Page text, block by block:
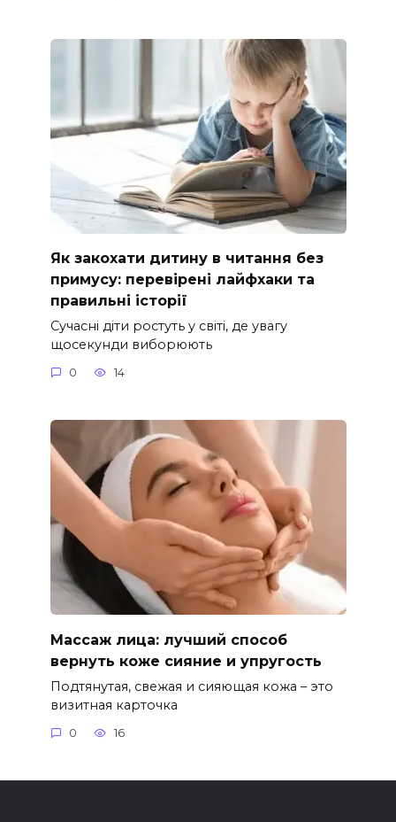
Як закохати дитину в читання без
примусу: перевірені лайфхаки та
правильні історії
Сучасні діти ростуть у світі, де увагу
щосекунди виборюють
0 14
Массаж лица: лучший способ
вернуть коже сияние и упругость
Подтянутая, свежая и сияющая кожа – это
визитная карточка
0 16